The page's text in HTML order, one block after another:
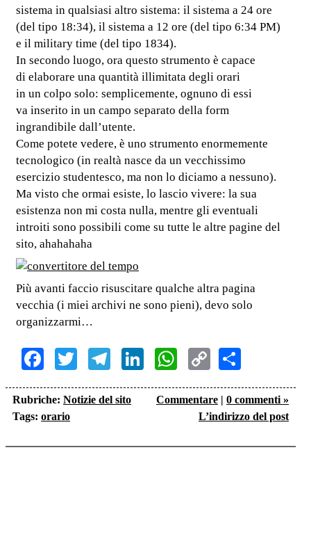
sistema in qualsiasi altro sistema: il sistema a 24 ore
(del tipo 18:34), il sistema a 12 ore (del tipo 6:34 PM)
e il military time (del tipo 1834).
In secondo luogo, ora questo strumento è capace
di elaborare una quantità illimitata degli orari
in un colpo solo: semplicemente, ognuno di essi
va inserito in un campo separato della form
ingrandibile dall’utente.
Come potete vedere, è uno strumento enormemente
tecnologico (in realtà nasce da un vecchissimo
esercizio studentesco, ma non lo diciamo a nessuno).
Ma visto che ormai esiste, lo lascio vivere: la sua
esistenza non mi costa nulla, mentre gli eventuali
introiti sono possibili come su tutte le altre pagine del
sito, ahahahaha
Più avanti faccio risuscitare qualche altra pagina
vecchia (i miei archivi ne sono pieni), devo solo
organizzarmi…
Facebook
TwitterTelegram
LinkedInWhatsApp
Copy
Link
Rubriche: Notizie del sito
Tags: orario
Commentare | 0 commenti »
L’indirizzo del post